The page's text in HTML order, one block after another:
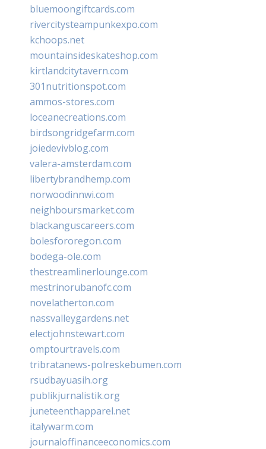
bluemoongiftcards.com
rivercitysteampunkexpo.com
kchoops.net
mountainsideskateshop.com
kirtlandcitytavern.com
301nutritionspot.com
ammos-stores.com
loceanecreations.com
birdsongridgefarm.com
joiedevivblog.com
valera-amsterdam.com
libertybrandhemp.com
norwoodinnwi.com
neighboursmarket.com
blackanguscareers.com
bolesfororegon.com
bodega-ole.com
thestreamlinerlounge.com
mestrinorubanofc.com
novelatherton.com
nassvalleygardens.net
electjohnstewart.com
omptourtravels.com
tribratanews-polreskebumen.com
rsudbayuasih.org
publikjurnalistik.org
juneteenthapparel.net
italywarm.com
journaloffinanceeconomics.com